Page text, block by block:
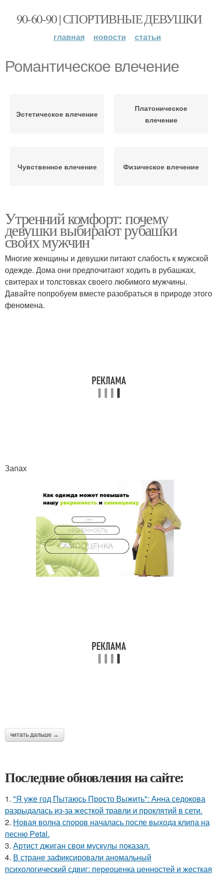
90-60-90 | СПОРТИВНЫЕ ДЕВУШКИ
главная новости статьи
Романтическое влечение
Эстетическое влечение
Платоническое
влечение
Чувственное влечение Физическое влечение
Утренний комфорт: почему
девушки выбирают рубашки
своих мужчин
Многие женщины и девушки питают слабость к мужской
одежде. Дома они предпочитают ходить в рубашках,
свитерах и толстовках своего любимого мужчины.
Давайте попробуем вместе разобраться в природе этого
феномена.
Запах
читать дальше →
Последние обновления на сайте:
1. "Я уже год Пытаюсь Просто Выжить": Анна седокова
разрыдалась из-за жесткой травли и проклятий в сети.
2. Новая волна споров началась после выхода клипа на
песню Petal.
3. Артист джиган свои мускулы показал.
4. В стране зафиксировали аномальный
психологический сдвиг: переоценка ценностей и жесткая